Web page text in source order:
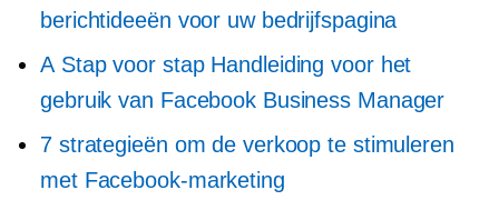
berichtideeën voor uw bedrijfspagina
A Stap voor stapHandleiding voor het
gebruik van Facebook Business Manager
7 strategieën om de verkoop te stimuleren
met Facebook-marketing